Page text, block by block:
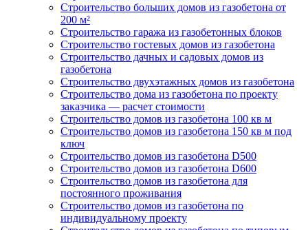
Строительство больших домов из газобетона от
200 м²
Строительство гаража из газобетонных блоков
Строительство гостевых домов из газобетона
Строительство дачных и садовых домов из
газобетона
Строительство двухэтажных домов из газобетона
Строительство дома из газобетона по проекту
заказчика — расчет стоимости
Строительство домов из газобетона 100 кв м
Строительство домов из газобетона 150 кв м под
ключ
Строительство домов из газобетона D500
Строительство домов из газобетона D600
Строительство домов из газобетона для
постоянного проживания
Строительство домов из газобетона по
индивидуальному проекту